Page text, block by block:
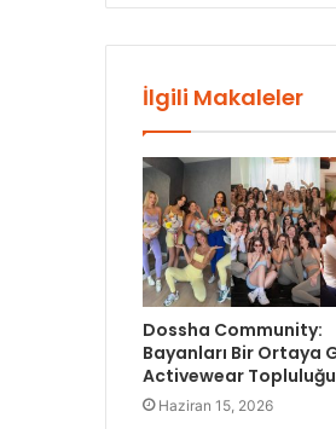
İlgili Makaleler
Dossha Community:
Bayanları Bir Ortaya
Activewear Topluluğu
Haziran 15, 2026